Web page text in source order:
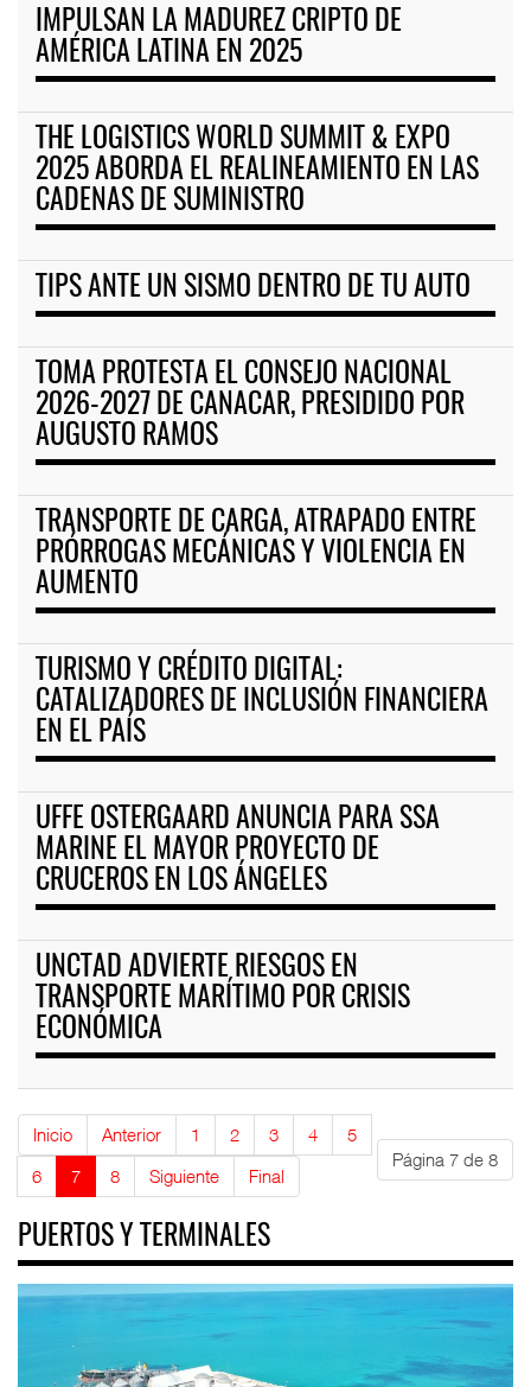
IMPULSAN LA MADUREZ CRIPTO DE
AMÉRICA LATINA EN 2025
THE LOGISTICS WORLD SUMMIT & EXPO
2025 ABORDA EL REALINEAMIENTO EN LAS
CADENAS DE SUMINISTRO
TIPS ANTE UN SISMO DENTRO DE TU AUTO
TOMA PROTESTA EL CONSEJO NACIONAL
2026-2027 DE CANACAR, PRESIDIDO POR
AUGUSTO RAMOS
TRANSPORTE DE CARGA, ATRAPADO ENTRE
PRÓRROGAS MECÁNICAS Y VIOLENCIA EN
AUMENTO
TURISMO Y CRÉDITO DIGITAL:
CATALIZADORES DE INCLUSIÓN FINANCIERA
EN EL PAÍS
UFFE OSTERGAARD ANUNCIA PARA SSA
MARINE EL MAYOR PROYECTO DE
CRUCEROS EN LOS ÁNGELES
UNCTAD ADVIERTE RIESGOS EN
TRANSPORTE MARÍTIMO POR CRISIS
ECONÓMICA
Página 7 de 8
Inicio Anterior 1 2 3 4
5
6
7 8 Siguiente Final
PUERTOS Y TERMINALES